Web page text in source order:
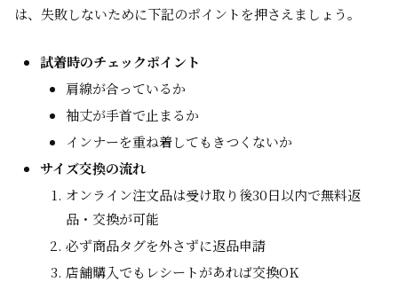
は、失敗しないために下記のポイントを押さえましょう。
試着時のチェックポイント
肩線が合っているか
袖丈が手首で止まるか
インナーを重ね着してもきつくないか
サイズ交換の流れ
オンライン注文品は受け取り後30日以内で無料返
品・交換が可能
必ず商品タグを外さずに返品申請
店舗購入でもレシートがあれば交換OK